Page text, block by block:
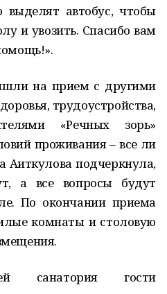
автобус, чтобы
и увозить. Спасибо вам
на прием с другими
трудоустройства,
«Речных зорь»
проживания – все ли
Аиткулова подчеркнула,
а все вопросы будут
По окончании приема
комнаты и столовую
санатория гости